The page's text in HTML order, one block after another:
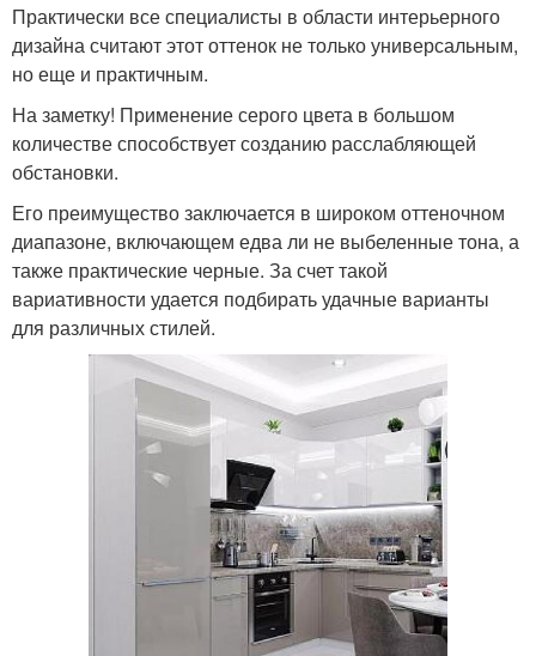
Практически все специалисты в области интерьерного
дизайна считают этот оттенок не только универсальным,
но еще и практичным.
На заметку! Применение серого цвета в большом
количестве способствует созданию расслабляющей
обстановки.
Его преимущество заключается в широком оттеночном
диапазоне, включающем едва ли не выбеленные тона, а
также практические черные. За счет такой
вариативности удается подбирать удачные варианты
для различных стилей.